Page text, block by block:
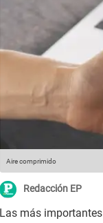
Aire comprimido
Redacción EP
Las más importantes